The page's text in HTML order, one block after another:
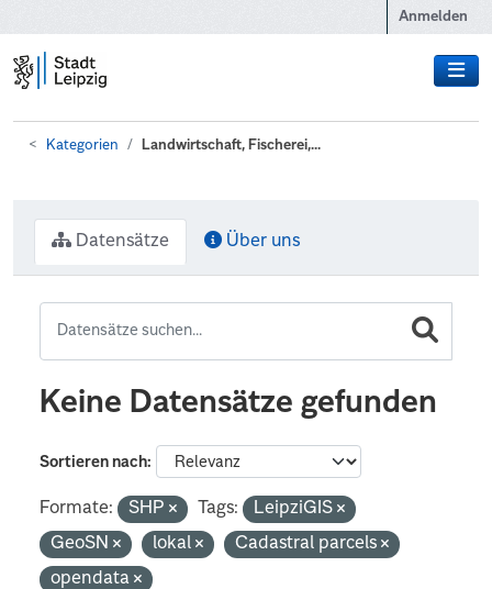
Anmelden
Kategorien Landwirtschaft, Fischerei,...
Datensätze Über uns
Keine Datensätze gefunden
Sortieren nach
Formate: SHP Tags:
LeipziGIS
GeoSN
lokal
Cadastral parcels
opendata